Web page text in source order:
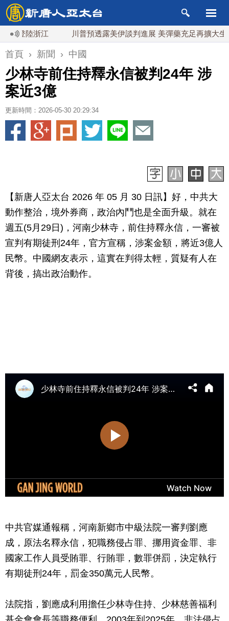
陸浙江 川普預透露美伊談判進展 美彈藥充足再擴大生產
首頁 › 新聞 › 中國
少林寺前住持釋永信被判24年 涉
案近3億
更新時間：2026-05-30 20:29:34
【新唐人亞太台 2026 年 05 月 30 日訊】好，中共大
動作整治，境外券商，政治內鬥也是全面升級。就在
週五(5月29日)，河南少林寺，前住持釋永信，一審被
宣判有期徒刑24年，官方宣稱，涉案金額，將近3億人
民幣。中國網友表示，這實在判得太輕，質疑有人在
背後，搞出政治動作。
中共官媒通報稱，河南新鄉市中級法院一審判劉應
成，原法名釋永信，犯職務侵占罪、挪用資金罪、非
國家工作人員受賄罪、行賄罪，數罪併罰，決定執行
有期徒刑24年，罰金350萬元人民幣。
法院指，劉應成利用擔任少林寺住持、少林慈善福利